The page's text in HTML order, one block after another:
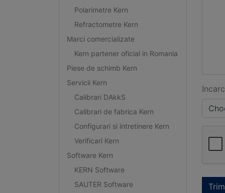
Polarimetre Kern
Refractometre Kern
Marci comercializate
Kern partener oficial in Romania
Piese de schimb Kern
Servicii Kern
Calibrari DAkkS
Calibrari de fabrica Kern
Configurari si intretinere Kern
Verificari Kern
Software Kern
KERN Software
SAUTER Software